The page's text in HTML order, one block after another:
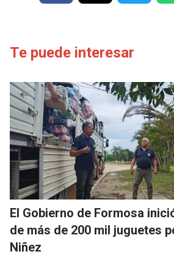
Te puede interesar
El Gobierno de Formosa
de más de 200 mil juguetes
Niñez